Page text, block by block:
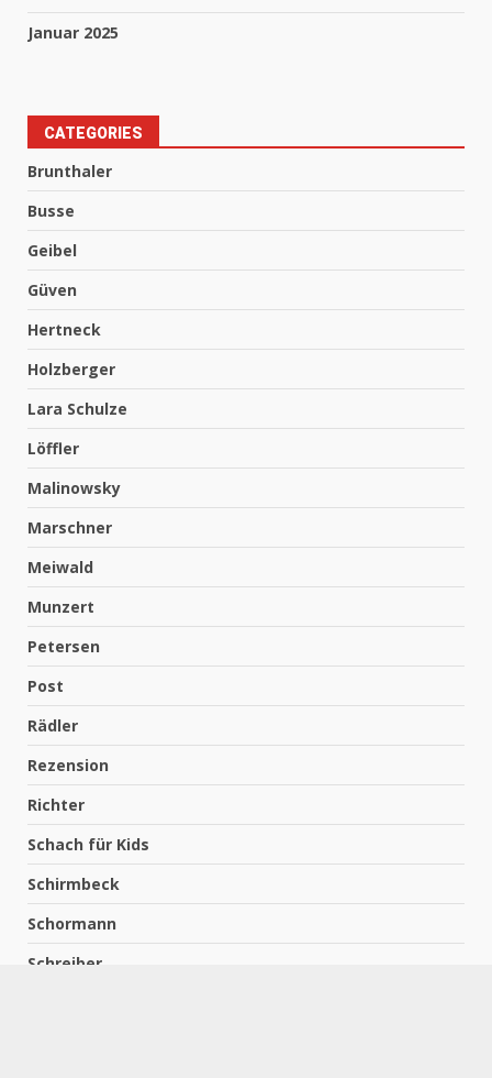
Juni 2025
März 2025
Februar 2025
Januar 2025
CATEGORIES
Brunthaler
Busse
Geibel
Güven
Hertneck
Holzberger
Lara Schulze
Löffler
Malinowsky
Marschner
Meiwald
Munzert
Petersen
Post
Rädler
Rezension